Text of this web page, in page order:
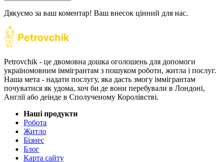
Дякуємо за ваш коментар! Ваш внесок цінний для нас.
Petrovchik - це двомовна дошка оголошень для допомоги
україномовним іммігрантам з пошуком роботи, житла і послуг.
Наша мета - надати послугу, яка дасть змогу іммігрантам
почуватися як удома, хоч би де вони перебували в Лондоні,
Англії або деінде в Сполученому Королівстві.
Наші продукти
Робота
Житло
Бізнес
Блог
Карта сайту